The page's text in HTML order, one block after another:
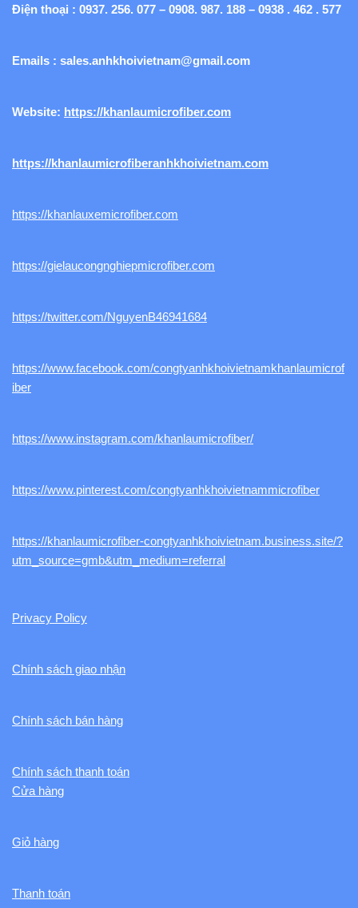
Điện thoại : 0937. 256. 077 – 0908. 987. 188 – 0938 . 462 . 577
Emails : sales.anhkhoivietnam@gmail.com
Website: https://khanlaumicrofiber.com
https://khanlaumicrofiberanhkhoivietnam.com
https://khanlauxemicrofiber.com
https://gielaucongnghiepmicrofiber.com
https://twitter.com/NguyenB46941684
https://www.facebook.com/congtyanhkhoivietnamkhanlaumicrof
iber
https://www.instagram.com/khanlaumicrofiber/
https://www.pinterest.com/congtyanhkhoivietnammicrofiber
https://khanlaumicrofiber-congtyanhkhoivietnam.business.site/?
utm_source=gmb&utm_medium=referral
Privacy Policy
Chính sách giao nhận
Chính sách bán hàng
Chính sách thanh toán
Cửa hàng
Giỏ hàng
Thanh toán